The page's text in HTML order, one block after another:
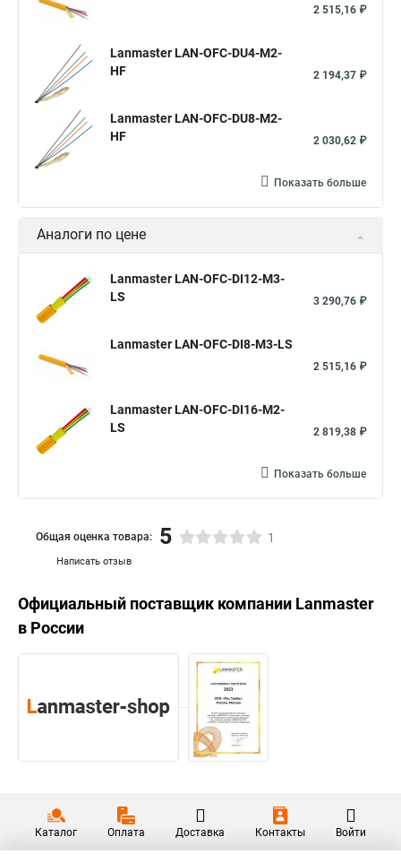
2 515,16 ₽
Lanmaster LAN-OFC-DU4-M2-
HF
2 194,37 ₽
Lanmaster LAN-OFC-DU8-M2-
HF
2 030,62 ₽
Показать больше
Аналоги по цене
Lanmaster LAN-OFC-DI12-M3-
LS
3 290,76 ₽
Lanmaster LAN-OFC-DI8-M3-LS
2 515,16 ₽
Lanmaster LAN-OFC-DI16-M2-
LS
2 819,38 ₽
Показать больше
Написать отзыв
Общая оценка товара: 5 1
Официальный поставщик компании Lanmaster
в России
Каталог Оплата Доставка Контакты Войти